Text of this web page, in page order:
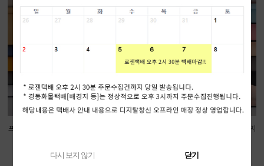
프로딘 무선 5롤 전동배경 롤 스크린 (사베지
벽/천장 고정형
518,000원
프로딘 무선 6롤 전동배경 롤 스크린 (사베지
벽/천장 고정형
562,000원
다시 보지 않기 닫기